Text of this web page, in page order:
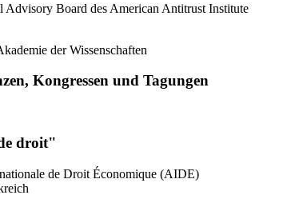
Advisory Board des American Antitrust Institute
der Wissenschaften
Kongressen und Tagungen
droit"
de Droit Économique (AIDE)